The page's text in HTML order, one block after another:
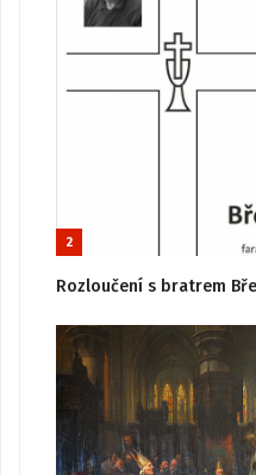
2
Rozloučení s bratrem